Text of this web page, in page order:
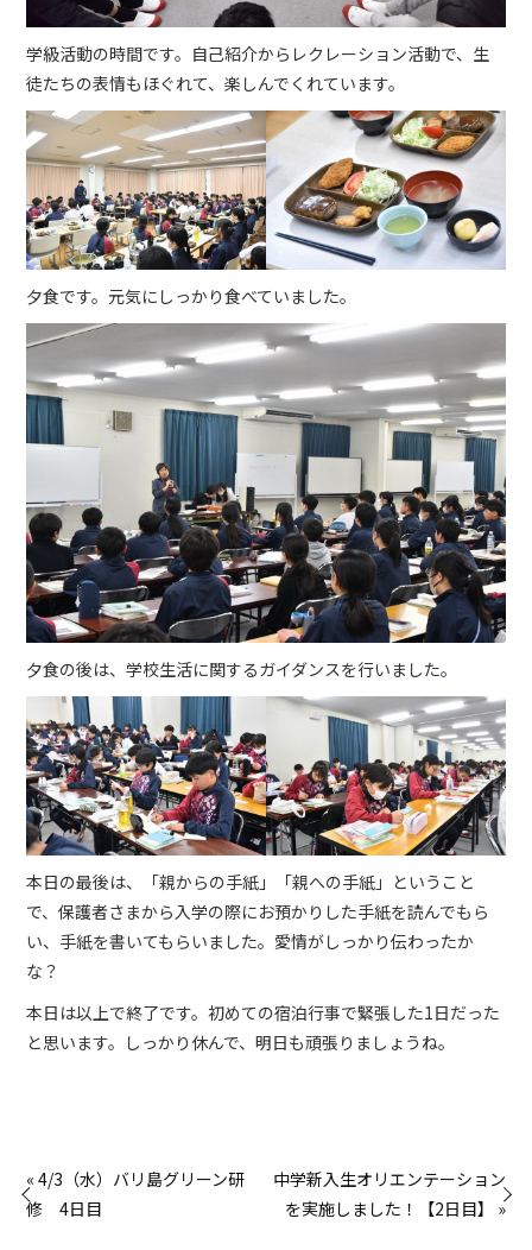
学級活動の時間です。自己紹介からレクレーション活動で、生
徒たちの表情もほぐれて、楽しんでくれています。
夕食です。元気にしっかり食べていました。
夕食の後は、学校生活に関するガイダンスを行いました。
本日の最後は、「親からの手紙」「親への手紙」ということ
で、保護者さまから入学の際にお預かりした手紙を読んでもら
い、手紙を書いてもらいました。愛情がしっかり伝わったか
な？
本日は以上で終了です。初めての宿泊行事で緊張した1日だった
と思います。しっかり休んで、明日も頑張りましょうね。
« 4/3（水）バリ島グリーン研
修 4日目
中学新入生オリエンテーション
を実施しました！【2日目】 »